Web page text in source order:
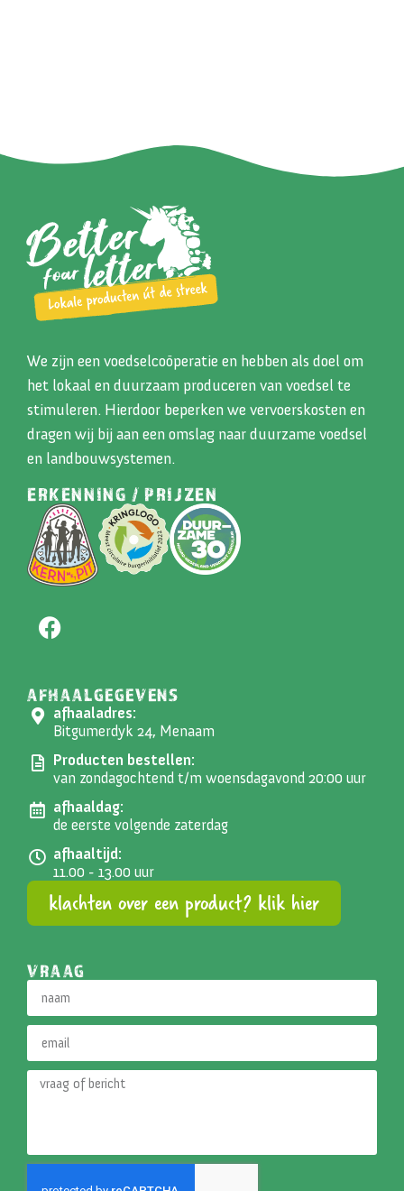
We zijn een voedselcoöperatie en hebben als doel om
het lokaal en duurzaam produceren van voedsel te
stimuleren. Hierdoor beperken we vervoerskosten en
dragen wij bij aan een omslag naar duurzame voedsel
en landbouwsystemen.
ERKENNING / PRIJZEN
AFHAALGEGEVENS
afhaaladres:
Bitgumerdyk 24, Menaam
Producten bestellen:
van zondagochtend t/m woensdagavond 20:00 uur
afhaaldag:
de eerste volgende zaterdag
afhaaltijd:
11.00 - 13.00 uur
klachten over een product? klik hier
VRAAG